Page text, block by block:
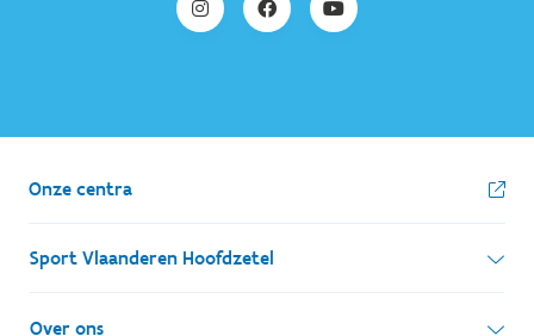
Onze centra
Sport Vlaanderen Hoofdzetel
Simon Bolivarlaan 17
Over ons